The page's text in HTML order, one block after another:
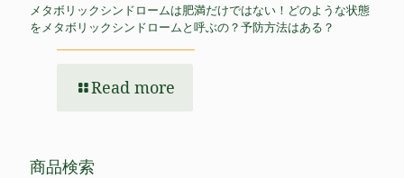
メタボリックシンドロームは肥満だけではない！どのような状態
をメタボリックシンドロームと呼ぶの？予防方法はある？
Read more
商品検索